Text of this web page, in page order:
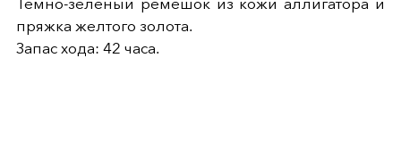
Темно-зеленый ремешок из кожи аллигатора и
пряжка желтого золота.
Запас хода: 42 часа.